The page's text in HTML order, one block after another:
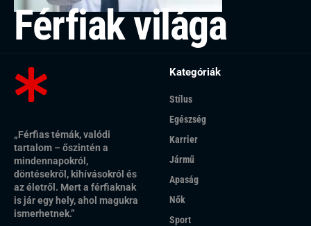
Férfiak világa
„Férfias témák, valódi
tartalom – őszintén a
mindennapokról,
döntésekről, kihívásokról és
az életről. Mert a férfiaknak
is jár egy hely, ahol magukra
ismerhetnek.”
Kategóriák
Stílus
Egészség
Karrier
Jármű
Apaság
Nők
Sport